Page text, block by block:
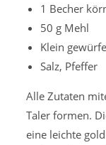
1 Becher
50 g Mehl
Klein
Salz, Pfeffer
Alle Zutaten
Taler formen.
eine leichte